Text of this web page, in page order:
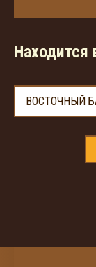
Находится
ВОСТОЧНЫЙ